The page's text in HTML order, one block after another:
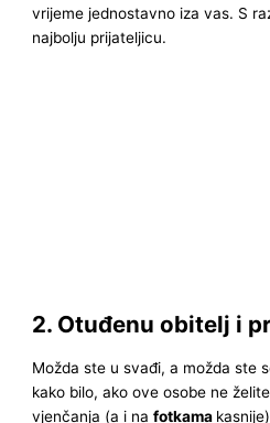
vrijeme jednostavno iza vas. S
najbolju prijateljicu.
2. Otuđenu obitelj i
Možda ste u svađi, a možda ste
kako bilo, ako ove osobe ne
vjenčanja (a i nafotkama